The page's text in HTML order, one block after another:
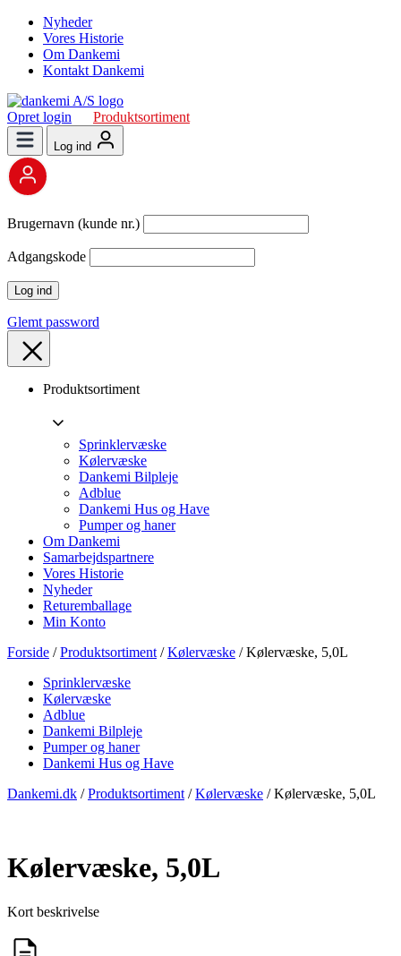
Nyheder
Vores Historie
Om Dankemi
Kontakt Dankemi
Opret login Produktsortiment
Log ind
Brugernavn (kunde nr.)
Adgangskode
Glemt password
Produktsortiment
Sprinklervæske
Kølervæske
Dankemi Bilpleje
Adblue
Dankemi Hus og Have
Pumper og haner
Om Dankemi
Samarbejdspartnere
Vores Historie
Nyheder
Returemballage
Min Konto
Forside /Produktsortiment /Kølervæske / Kølervæske, 5,0L
Sprinklervæske
Kølervæske
Adblue
Dankemi Bilpleje
Pumper og haner
Dankemi Hus og Have
Dankemi.dk /Produktsortiment /Kølervæske /Kølervæske, 5,0L
Kølervæske, 5,0L
Kort beskrivelse